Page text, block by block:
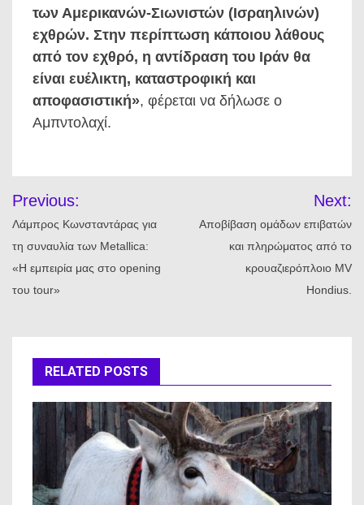
των Αμερικανών-Σιωνιστών (Ισραηλινών)
εχθρών. Στην περίπτωση κάποιου λάθους
από τον εχθρό, η αντίδραση του Ιράν θα
είναι ευέλικτη, καταστροφική και
αποφασιστική», φέρεται να δήλωσε ο
Αμπντολαχί.
άρθρων
Previous:
Λάμπρος Κωνσταντάρας για
τη συναυλία των Metallica:
«Η εμπειρία μας στο opening
του tour»
Next:
Αποβίβαση ομάδων επιβατών
και πληρώματος από το
κρουαζιερόπλοιο MV
Hondius.
RELATED POSTS